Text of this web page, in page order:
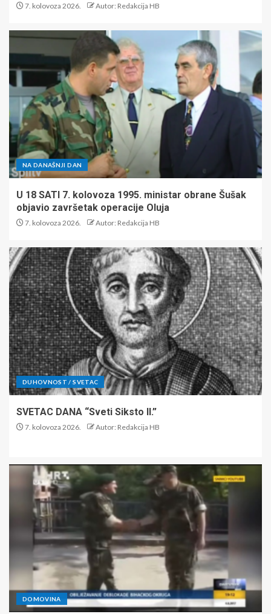
7. kolovoza 2026. Autor: Redakcija HB
NA DANAŠNJI DAN
U 18 SATI 7. kolovoza 1995. ministar obrane Šušak
objavio završetak operacije Oluja
7. kolovoza 2026. Autor: Redakcija HB
DUHOVNOST / SVETAC
SVETAC DANA “Sveti Siksto II.”
7. kolovoza 2026. Autor: Redakcija HB
DOMOVINA